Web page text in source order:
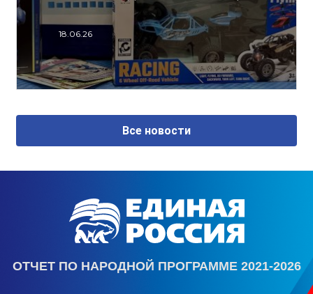
18.06.26
Все новости
ОТЧЕТ ПО НАРОДНОЙ ПРОГРАММЕ 2021-2026